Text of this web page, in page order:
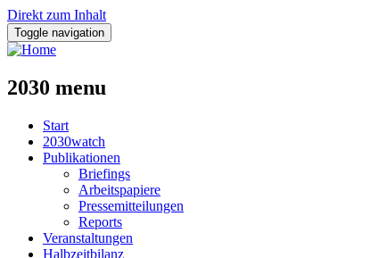
Direkt zum Inhalt
Toggle navigation
2030 menu
Start
2030watch
Publikationen
Briefings
Arbeitspapiere
Pressemitteilungen
Reports
Veranstaltungen
Halbzeitbilanz